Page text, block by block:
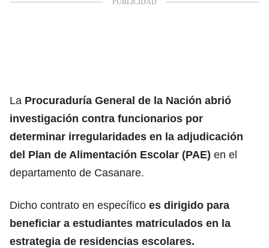
La Procuraduría General de la Nación abrió
investigación contra funcionarios por
determinar irregularidades en la adjudicación
del Plan de Alimentación Escolar (PAE) en el
departamento de Casanare.
Dicho contrato en específico es dirigido para
beneficiar a estudiantes matriculados en la
estrategia de residencias escolares.